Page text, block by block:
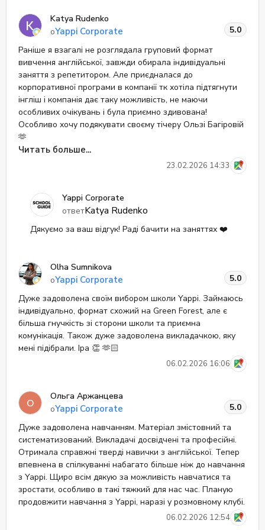
бо знаю що на мене чекає комфортна атмосфера та
класний викладач 🙌
Katya Rudenko
оYappi Corporate
23.02.2026 14:33
5.0
Раніше я взагалі не розглядала груповий формат
вивчення англійської, завжди обирала індивідуальні
заняття з репетитором. Але приєдналася до
корпоративної програми в компанії тк хотіла підтягнути
інгліш і компанія дає таку можливість, не маючи
особливих очікувань і була приємно здивована!
Особливо хочу подякувати своєму тічеру Ользі Багіровій
🫶
Вона дуже доступно пояснює матеріал, завжди
допомагає розібратись із незрозумілими словами чи
висловами, приємна у спілкуванні та завжди позитивна
відбуваються...
З задоволенням відвідую групові заняття, бо знаю що на
мене чекає комфортна атмосфера та класний викладач
Читать больше...
Yappi Corporate
ответKatya Rudenko
Дякуємо за ваш відгук! Раді бачити на заняттях ❤️
Olha Sumnikova
оYappi Corporate
06.02.2026 16:06
5.0
Дуже задоволена своїм вибором школи Yappi. Займаюсь
індивідуально, формат схожий на Green Forest, але є
більша гнучкість зі сторони школи та приємна
комунікація. Також дуже задоволена викладачкою, яку
мені підібрали. Іра 👏 🫶🏻
О
Ольга Аржанцева
оYappi Corporate
06.02.2026 12:54
5.0
Дуже задоволена навчанням. Матеріал змістовний та
систематизований. Викладачі досвідчені та професійні.
Отримала справжні тверді навички з англійської. Тепер
впевнена в спілкуванні набагато більше ніж до навчання
з Yappi. Щиро всім дякую за можливість навчатися та
зростати, особливо в такі тяжкий для нас час. Планую
продовжити навчання з Yappi, наразі у розмовному клубі.